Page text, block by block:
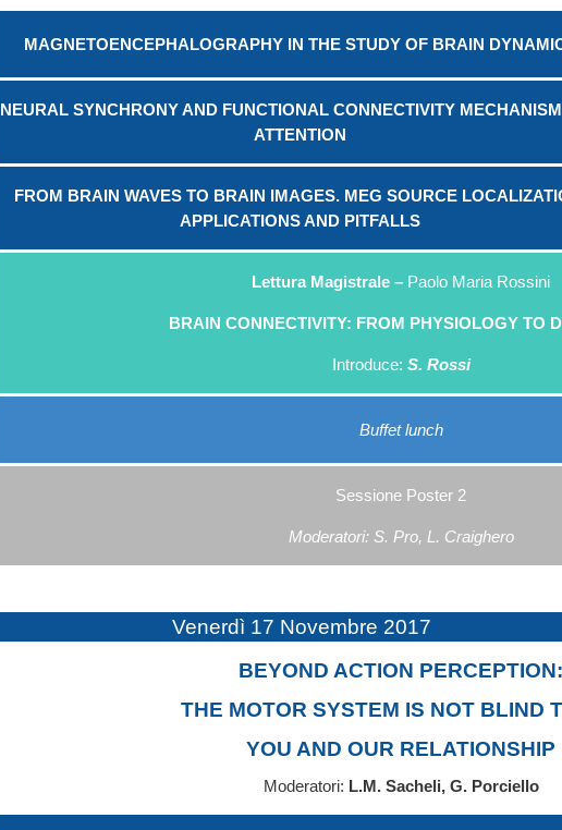
MAGNETOENCEPHALOGRAPHY IN THE STUDY OF BRAIN
NEURAL SYNCHRONY AND FUNCTIONAL CONNECTIVITY
ATTENTION
FROM BRAIN WAVES TO BRAIN IMAGES. MEG SOURCE
APPLICATIONS AND PITFALLS
Lettura Magistrale – Paolo Maria Rossini
BRAIN CONNECTIVITY: FROM PHYSIOLOGY TO
Introduce: S. Rossi
Buffet lunch
Sessione Poster 2
Moderatori: S. Pro, L. Craighero
Venerdì 17 Novembre 2017
BEYOND ACTION PERCEPTION:
THE MOTOR SYSTEM IS NOT BLIND
YOU AND OUR RELATIONSHIP
Moderatori: L.M. Sacheli, G. Porciello